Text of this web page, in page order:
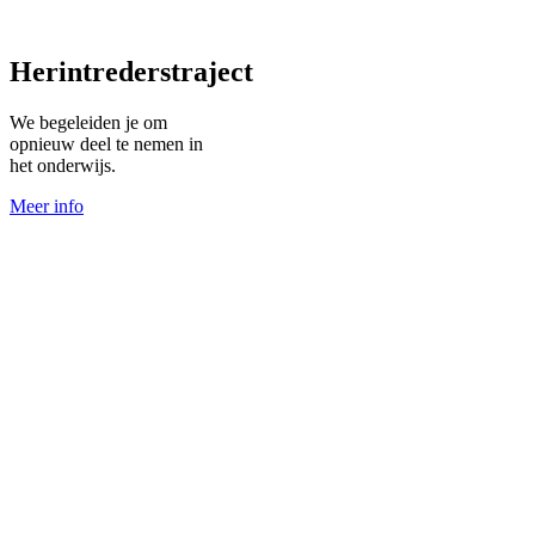
Herintrederstraject
We begeleiden je om
opnieuw deel te nemen in
het onderwijs.
Meer info